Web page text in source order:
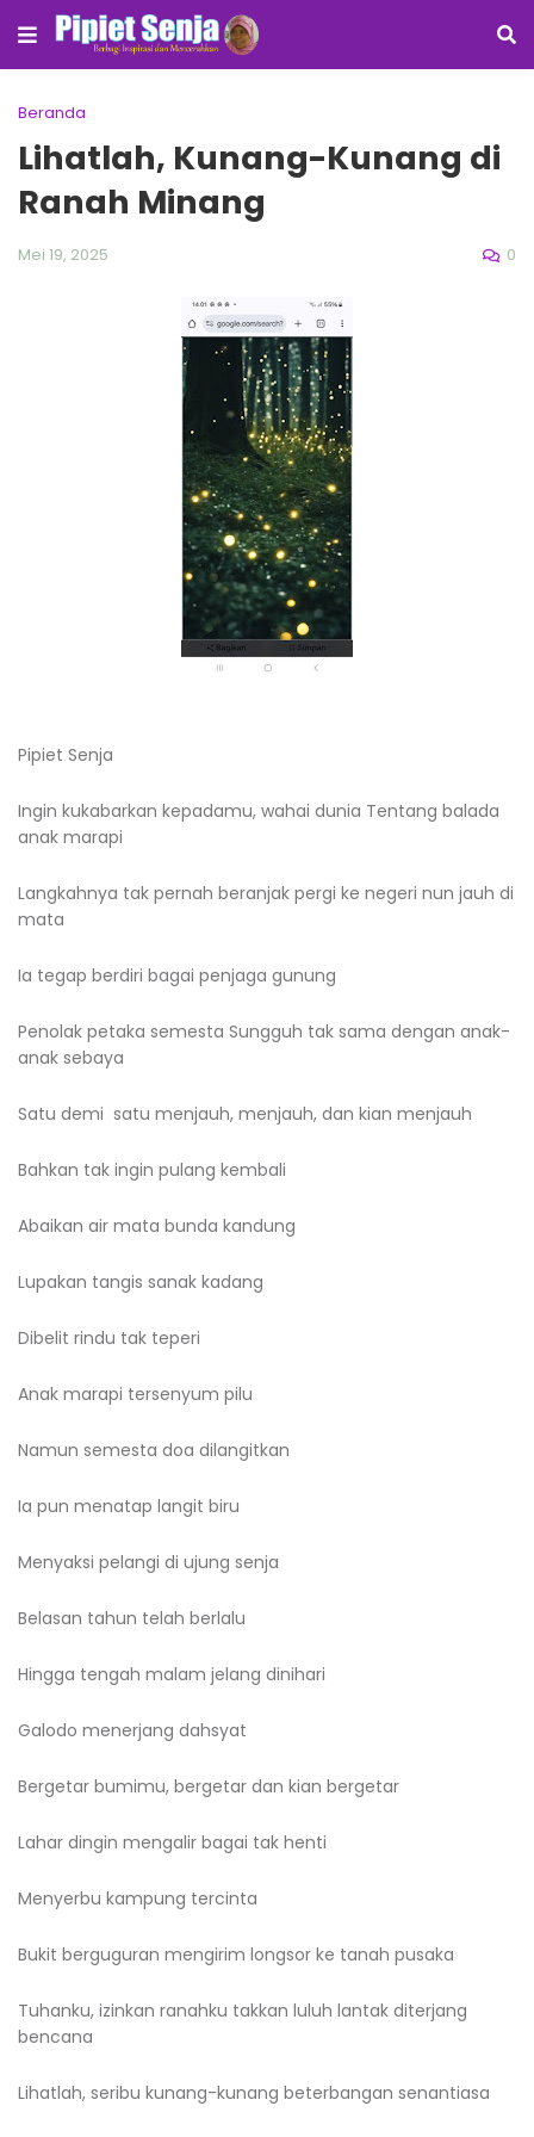
Beranda
Lihatlah, Kunang-Kunang di
Ranah Minang
Mei 19, 2025 0
Pipiet Senja
Ingin kukabarkan kepadamu, wahai dunia Tentang balada
anak marapi
Langkahnya tak pernah beranjak pergi ke negeri nun jauh di
mata
Ia tegap berdiri bagai penjaga gunung
Penolak petaka semesta Sungguh tak sama dengan anak-
anak sebaya
Satu demi satu menjauh, menjauh, dan kian menjauh
Bahkan tak ingin pulang kembali
Abaikan air mata bunda kandung
Lupakan tangis sanak kadang
Dibelit rindu tak teperi
Anak marapi tersenyum pilu
Namun semesta doa dilangitkan
Ia pun menatap langit biru
Menyaksi pelangi di ujung senja
Belasan tahun telah berlalu
Hingga tengah malam jelang dinihari
Galodo menerjang dahsyat
Bergetar bumimu, bergetar dan kian bergetar
Lahar dingin mengalir bagai tak henti
Menyerbu kampung tercinta
Bukit berguguran mengirim longsor ke tanah pusaka
Tuhanku, izinkan ranahku takkan luluh lantak diterjang
bencana
Lihatlah, seribu kunang-kunang beterbangan senantiasa